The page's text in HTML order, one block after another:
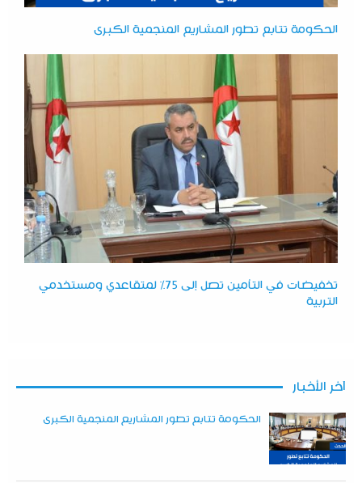
الحكومة تتابع تطور المشاريع المنجمية الكبرى
تخفيضات في التأمين تصل إلى 75% لمتقاعدي ومستخدمي
التربية
آخر الأخبار
الحكومة تتابع تطور المشاريع المنجمية الكبرى